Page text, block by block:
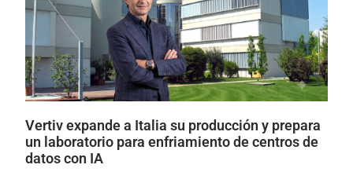
Vertiv expande a Italia su producción y prepara
un laboratorio para enfriamiento de centros de
datos con IA